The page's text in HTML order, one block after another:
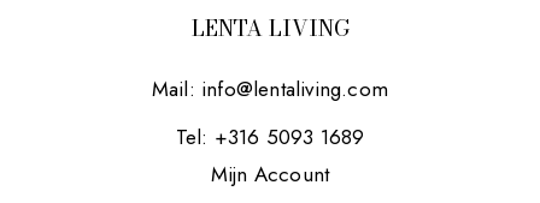
LENTA LIVING
Mail: info@lentaliving.com
Tel: +316 5093 1689
Mijn Account